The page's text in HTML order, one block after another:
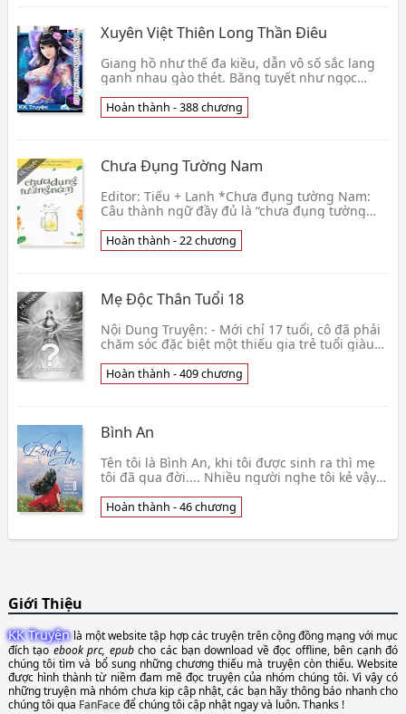
Xuyên Việt Thiên Long Thần Điêu
Giang hồ như thế đa kiều, dẫn vô số sắc lang
ganh nhau gào thét. Băng tuyết như ngọc
một đôi tàn👦 Đang cập nhật
Hoàn thành - 388 chương
Chưa Đụng Tường Nam
Editor: Tiếu + Lanh *Chưa đụng tường Nam:
Câu thành ngữ đầy đủ là “chưa đụng tường
cố chấp, chưa đến 👦 Thế Gian Hoài Hoa Khách
Hoàn thành - 22 chương
Mẹ Độc Thân Tuổi 18
Nội Dung Truyện: - Mới chỉ 17 tuổi, cô đã phải
chăm sóc đặc biệt một thiếu gia trẻ tuổi giàu
giú👦 Cơ Thủy Linh
Hoàn thành - 409 chương
Bình An
Tên tôi là Bình An, khi tôi được sinh ra thì mẹ
tôi đã qua đời.... Nhiều người nghe tôi kẻ vậy
Hoàn thành - 46 chương
Giới Thiệu
KK Truyệnlà một website tập hợp các truyện trên cộng đồng mạng với mục
đích tạoebook prc, epubcho các bạn download về đọc offline, bên cạnh đó
chúng tôi tìm và bổ sung những chương thiếu mà truyện còn thiếu. Website
được hình thành từ niềm đam mê đọc truyện của nhóm chúng tôi. Vì vậy có
những truyện mà nhóm chưa kịp cập nhật, các bạn hãy thông báo nhanh cho
chúng tôi qua FanFaceđể chúng tôi cập nhật ngay và luôn. Thanks !